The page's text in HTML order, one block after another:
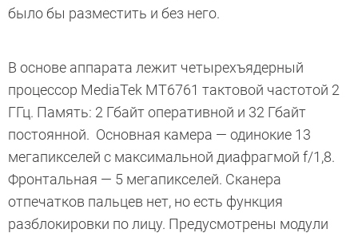
было бы разместить и без него.
В основе аппарата лежит четырехъядерный
процессор MediaTek MT6761 тактовой частотой 2
ГГц. Память: 2 Гбайт оперативной и 32 Гбайт
постоянной. Основная камера — одинокие 13
мегапикселей с максимальной диафрагмой f/1,8.
Фронтальная — 5 мегапикселей. Сканера
отпечатков пальцев нет, но есть функция
разблокировки по лицу. Предусмотрены модули